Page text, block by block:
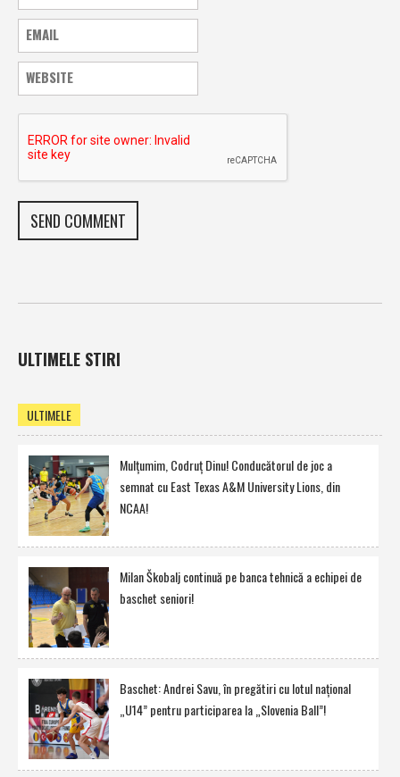
ULTIMELE STIRI
ULTIMELE
Mulţumim, Codruţ Dinu! Conducătorul de joc a
semnat cu East Texas A&M University Lions, din
NCAA!
Milan Škobalj continuă pe banca tehnică a echipei de
baschet seniori!
Baschet: Andrei Savu, în pregătiri cu lotul naţional
„U14” pentru participarea la „Slovenia Ball”!